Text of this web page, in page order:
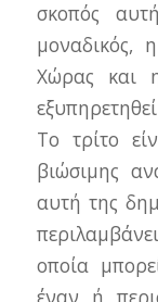
σκοπός
μοναδικός,
Χώρας και
Το τρίτο
βιώσιμης
αυτή της
οποία